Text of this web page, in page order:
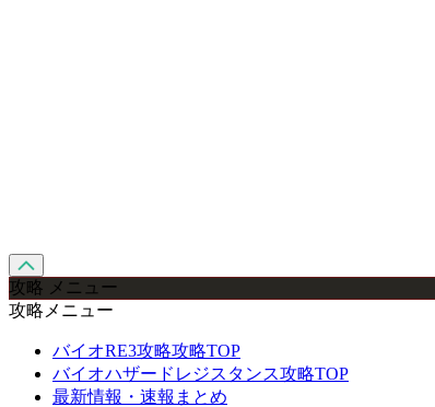
攻略 メニュー
攻略メニュー
バイオRE3攻略攻略TOP
バイオハザードレジスタンス攻略TOP
最新情報・速報まとめ